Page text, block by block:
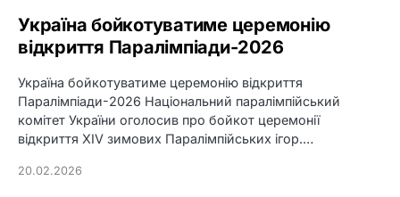
Україна бойкотуватиме церемонію
відкриття Паралімпіади-2026
Україна бойкотуватиме церемонію відкриття
Паралімпіади-2026 Національний паралімпійський
комітет України оголосив про бойкот церемонії
відкриття XIV зимових Паралімпійських ігор.…
20.02.2026